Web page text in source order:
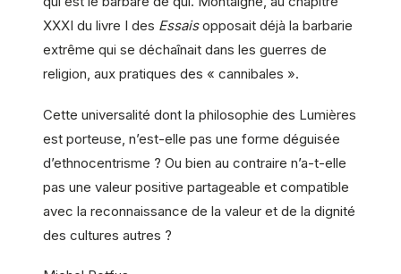
XXXI du livre I des Essaisopposait déjà la barbarie
extrême qui se déchaînait dans les guerres de
religion, aux pratiques des « cannibales ».
Cette universalité dont la philosophie des Lumières
est porteuse, n’est-elle pas une forme déguisée
d’ethnocentrisme ? Ou bien au contraire n’a-t-elle
pas une valeur positive partageable et compatible
avec la reconnaissance de la valeur et de la dignité
des cultures autres ?